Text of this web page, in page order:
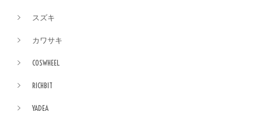
スズキ
カワサキ
COSWHEEL
RICHBIT
YADEA